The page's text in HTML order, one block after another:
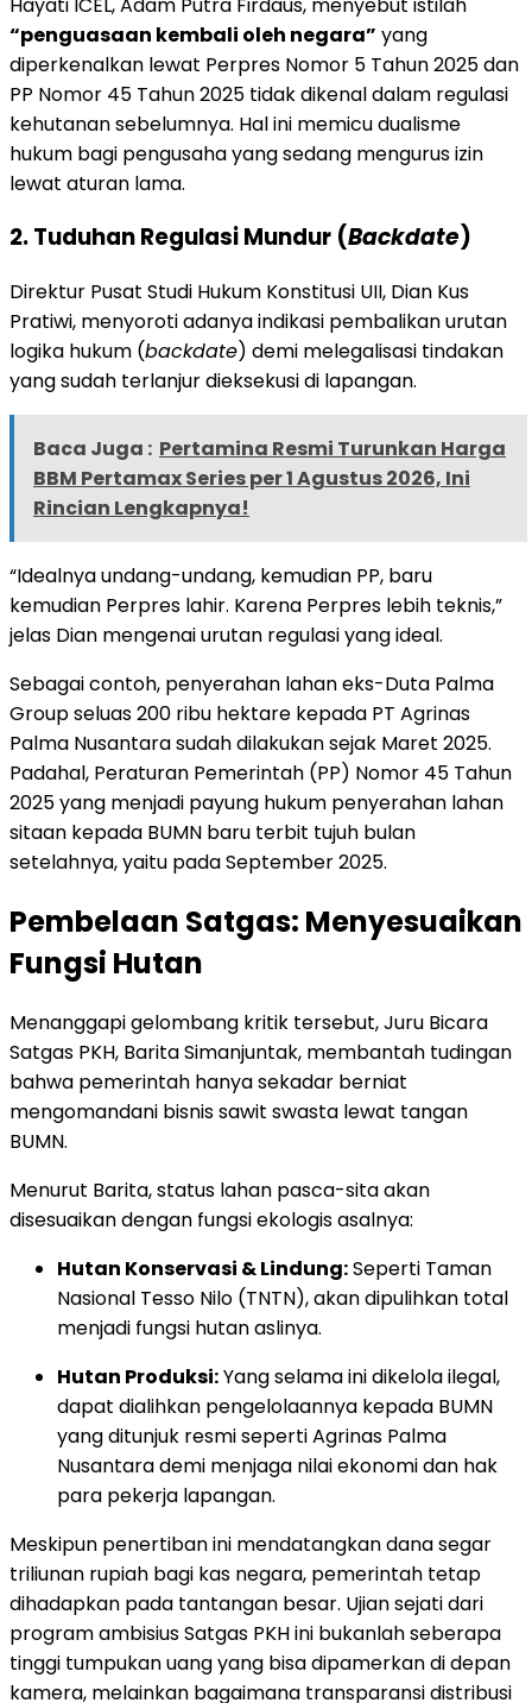
“penguasaan kembali oleh negara” yang
diperkenalkan lewat Perpres Nomor 5 Tahun 2025 dan
PP Nomor 45 Tahun 2025 tidak dikenal dalam regulasi
kehutanan sebelumnya. Hal ini memicu dualisme
hukum bagi pengusaha yang sedang mengurus izin
lewat aturan lama.
2. Tuduhan Regulasi Mundur (Backdate)
Direktur Pusat Studi Hukum Konstitusi UII, Dian Kus
Pratiwi, menyoroti adanya indikasi pembalikan urutan
logika hukum (backdate) demi melegalisasi tindakan
yang sudah terlanjur dieksekusi di lapangan.
Baca Juga : Pertamina Resmi Turunkan Harga
BBM Pertamax Series per 1 Agustus 2026, Ini
Rincian Lengkapnya!
“Idealnya undang-undang, kemudian PP, baru
kemudian Perpres lahir. Karena Perpres lebih teknis,”
jelas Dian mengenai urutan regulasi yang ideal.
Sebagai contoh, penyerahan lahan eks-Duta Palma
Group seluas 200 ribu hektare kepada PT Agrinas
Palma Nusantara sudah dilakukan sejak Maret 2025.
Padahal, Peraturan Pemerintah (PP) Nomor 45 Tahun
2025 yang menjadi payung hukum penyerahan lahan
sitaan kepada BUMN baru terbit tujuh bulan
setelahnya, yaitu pada September 2025.
Pembelaan Satgas: Menyesuaikan
Fungsi Hutan
Menanggapi gelombang kritik tersebut, Juru Bicara
Satgas PKH, Barita Simanjuntak, membantah tudingan
bahwa pemerintah hanya sekadar berniat
mengomandani bisnis sawit swasta lewat tangan
BUMN.
Menurut Barita, status lahan pasca-sita akan
disesuaikan dengan fungsi ekologis asalnya:
Hutan Konservasi & Lindung:Seperti Taman
Nasional Tesso Nilo (TNTN), akan dipulihkan total
menjadi fungsi hutan aslinya.
Hutan Produksi:Yang selama ini dikelola ilegal,
dapat dialihkan pengelolaannya kepada BUMN
yang ditunjuk resmi seperti Agrinas Palma
Nusantara demi menjaga nilai ekonomi dan hak
para pekerja lapangan.
Meskipun penertiban ini mendatangkan dana segar
triliunan rupiah bagi kas negara, pemerintah tetap
dihadapkan pada tantangan besar. Ujian sejati dari
program ambisius Satgas PKH ini bukanlah seberapa
tinggi tumpukan uang yang bisa dipamerkan di depan
kamera, melainkan bagaimana transparansi distribusi